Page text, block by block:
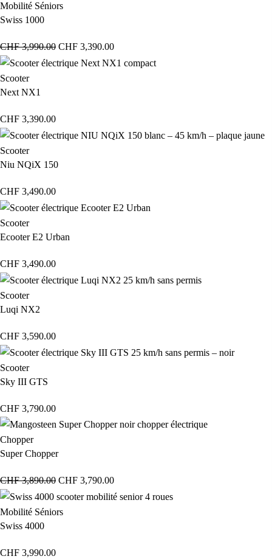
Mobilité Séniors
Swiss 1000
CHF3,990.00 CHF 3,390.00
Scooter
Next NX1
CHF 3,390.00
Scooter
Niu NQiX 150
CHF 3,490.00
Scooter
Ecooter E2 Urban
CHF 3,490.00
Scooter
Luqi NX2
CHF 3,590.00
Scooter
Sky III GTS
CHF 3,790.00
Chopper
Super Chopper
CHF3,890.00 CHF 3,790.00
Mobilité Séniors
Swiss 4000
CHF 3,990.00